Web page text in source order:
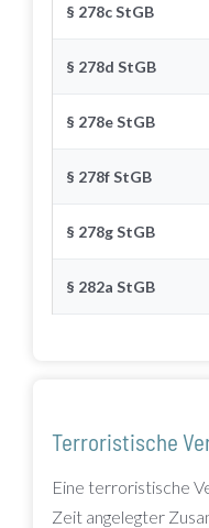
§ 278c StGB
§ 278d StGB
§ 278e StGB
§ 278f StGB
§ 278g StGB
§ 282a StGB
Terroristische
Eine terroristische
Zeit angelegter